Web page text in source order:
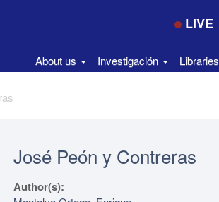
LIVE
About us Investigación Libraries
José Peón y Contreras
Author(s):